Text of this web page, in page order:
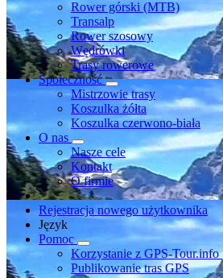
Rower górski (MTB)
Transalp
Rower szosowy
Wędrówki
Trasy rowerowe
Społeczność
Mistrzowie trasy
Koszulka żółta
Koszulka czerwono-biała
O nas
Nasze cele
Kontakt
O firmie
Rejestracja nowego użytkownika
Język
Pomoc
Korzystanie z GPS-Tour.info
Publikowanie tras GPS